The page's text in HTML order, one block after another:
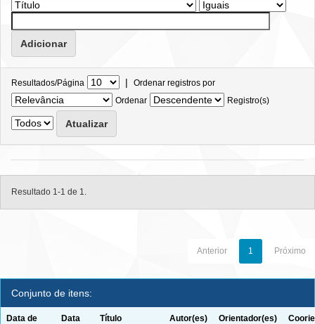
Resultados/Página | Ordenar registros por
Ordenar
Registro(s)
Resultado 1-1 de 1.
Anterior 1 Próximo
Conjunto de itens:
Data de
Data
Título Autor(es) Orientador(es)